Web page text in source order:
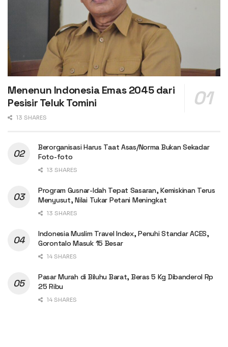
Menenun Indonesia Emas 2045 dari
Pesisir Teluk Tomini
13 SHARES
Berorganisasi Harus Taat Asas/Norma Bukan Sekadar
Foto-foto
13 SHARES
Program Gusnar-Idah Tepat Sasaran, Kemiskinan Terus
Menyusut, Nilai Tukar Petani Meningkat
13 SHARES
Indonesia Muslim Travel Index, Penuhi Standar ACES,
Gorontalo Masuk 15 Besar
14 SHARES
Pasar Murah di Biluhu Barat, Beras 5 Kg Dibanderol Rp
25 Ribu
14 SHARES